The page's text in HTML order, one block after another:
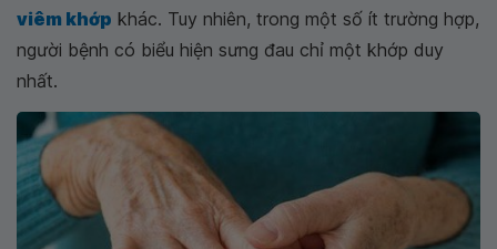
viêm khớp khác. Tuy nhiên, trong một số ít trường hợp,
người bệnh có biểu hiện sưng đau chỉ một khớp duy
nhất.